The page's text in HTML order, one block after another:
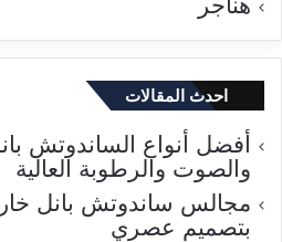
احدث المقالات
أفضل أنواع الساندوتش
والصوت والرطوبة العالية
مجالس ساندوتش بانل
بتصميم عصري